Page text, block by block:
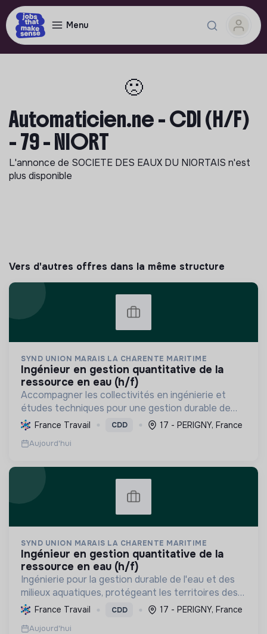
Menu
🙁
Automaticien.ne - CDI (H/F)
- 79 - NIORT
L'annonce de SOCIETE DES EAUX DU NIORTAIS n'est
plus disponible
Vers d'autres offres dans la même structure
SYND UNION MARAIS LA CHARENTE MARITIME
ingénieur en gestion quantitative de la
ressource en eau (h/f)
Accompagner les collectivités en ingénierie et
études techniques pour une gestion durable de
l'eau, prévenir les inondations et préserver les
milieux aquatiques face au changement climatique.
France Travail CDD 17 - PERIGNY, France
Aujourd'hui
SYND UNION MARAIS LA CHARENTE MARITIME
ingénieur en gestion quantitative de la
ressource en eau (h/f)
Ingénierie pour la gestion durable de l'eau et des
milieux aquatiques, protégeant les territoires des
inondations et préservant la biodiversité des
marais et zones humides en Charente-Maritime.
France Travail CDD 17 - PERIGNY, France
Aujourd'hui